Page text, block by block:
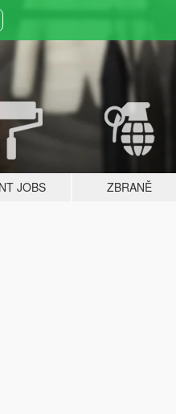
JOBS ZBRANĚ